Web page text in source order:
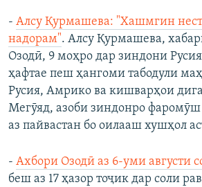
- Алсу Қурмашева: "Хашмгин
надорам". Алсу Қурмашева,
Озодӣ, 9 моҳро дар зиндони
ҳафтае пеш ҳангоми табодули
Русия, Амрико ва кишварҳои
Мегӯяд, азоби зиндонро фаромӯш
аз пайвастан бо оилааш хушҳол
- Ахбори Озодӣ аз 6-уми августи
беш аз 17 ҳазор тоҷик дар соли